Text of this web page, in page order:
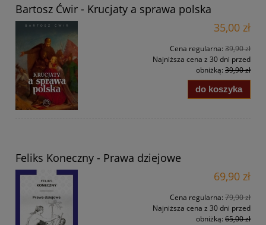
Bartosz Ćwir - Krucjaty a sprawa polska
35,00 zł
Cena regularna: 39,90 zł
Najniższa cena z 30 dni przed
obniżką: 39,90 zł
do koszyka
Feliks Koneczny - Prawa dziejowe
69,90 zł
Cena regularna: 79,90 zł
Najniższa cena z 30 dni przed
obniżką: 65,00 zł